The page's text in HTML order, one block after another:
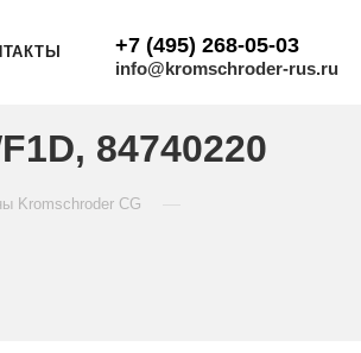
+7 (495) 268-05-03
info@kromschroder-rus.ru
84740220
Kromschroder CG